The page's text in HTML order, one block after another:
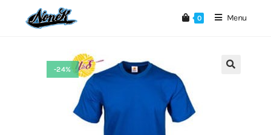
0 Menu
-24%